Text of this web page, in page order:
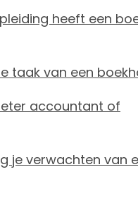
heeft een
taak van een
accountant of
je verwachten van